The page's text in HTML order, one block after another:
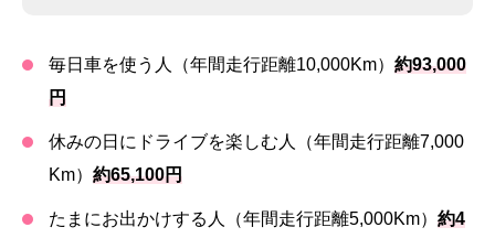
毎日車を使う人（年間走行距離10,000Km） 約93,000
円
休みの日にドライブを楽しむ人（年間走行距離7,000
Km） 約65,100円
たまにお出かけする人（年間走行距離5,000Km） 約4